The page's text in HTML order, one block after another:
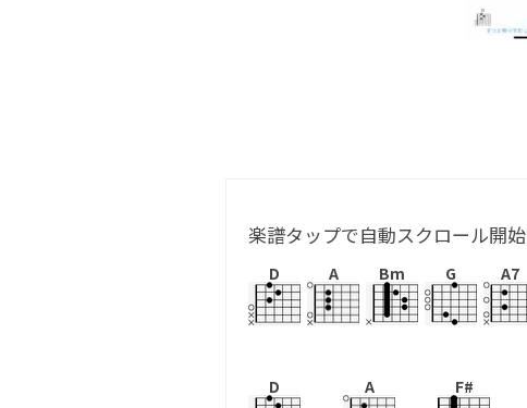
楽譜タップで自動スクロール開始
D A Bm G A7
D A F#